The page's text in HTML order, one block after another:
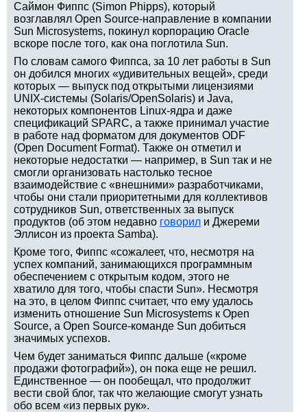
Саймон Фиппс (Simon Phipps), который
возглавлял Open Source-направление в компании
Sun Microsystems, покинул корпорацию Oracle
вскоре после того, как она поглотила Sun.
По словам самого Фиппса, за 10 лет работы в Sun
он добился многих «удивительных вещей», среди
которых — выпуск под открытыми лицензиями
UNIX-системы (Solaris/OpenSolaris) и Java,
некоторых компонентов Linux-ядра и даже
спецификаций SPARC, а также принимал участие
в работе над форматом для документов ODF
(Open Document Format). Также он отметил и
некоторые недостатки — например, в Sun так и не
смогли организовать настолько тесное
взаимодействие с «внешними» разработчиками,
чтобы они стали приоритетными для коллективов
сотрудников Sun, ответственных за выпуск
продуктов (об этом недавно говорил и Джереми
Эллисон из проекта Samba).
Кроме того, Фиппс «сожалеет, что, несмотря на
успех компаний, занимающихся программным
обеспечением с открытым кодом, этого не
хватило для того, чтобы спасти Sun». Несмотря
на это, в целом Фиппс считает, что ему удалось
изменить отношение Sun Microsystems к Open
Source, а Open Source-команде Sun добиться
значимых успехов.
Чем будет заниматься Фиппс дальше («кроме
продажи фотографий»), он пока еще не решил.
Единственное — он пообещал, что продолжит
вести свой блог, так что желающие смогут узнать
обо всем «из первых рук».